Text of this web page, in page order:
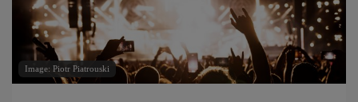
Image: Piotr Piatrouski